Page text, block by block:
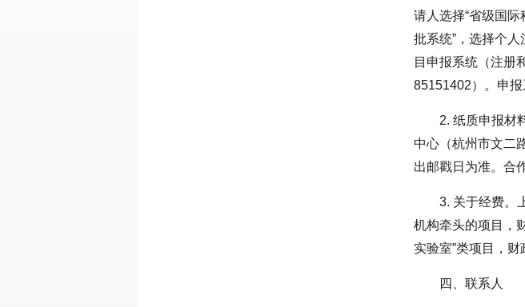
请人选择“省级国际
批系统”，选择个
目申报系统（注册
85151402）。申
2. 纸质申报材
中心（杭州市文二
出邮戳日为准。合
3. 关于经费。
机构牵头的项目，
实验室”类项目，财
四、联系人